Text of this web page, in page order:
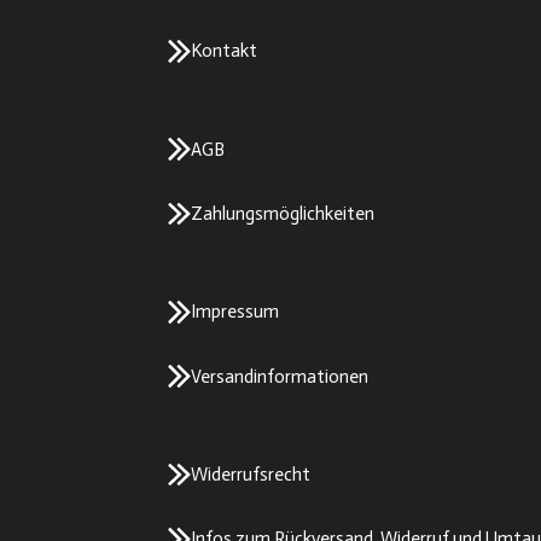
Kontakt
AGB
Zahlungsmöglichkeiten
Impressum
Versandinformationen
Widerrufsrecht